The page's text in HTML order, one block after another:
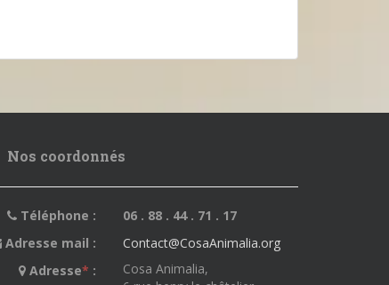
Nos coordonnés
Téléphone :
06 . 88 . 44 . 71 . 17
Adresse mail :
Contact@CosaAnimalia.org
Adresse* :
Cosa Animalia,